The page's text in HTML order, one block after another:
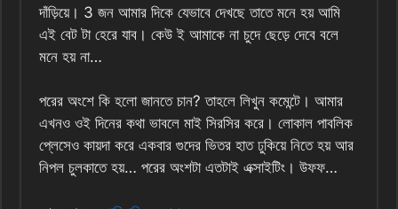
দাঁড়িয়ে। 3 জন আমার দিকে যেভাবে দেখছে তাতে মনে হয় আমি
এই বেট টা হেরে যাব। কেউ ই আমাকে না চুদে ছেড়ে দেবে বলে
মনে হয় না…
পরের অংশে কি হলো জানতে চান? তাহলে লিখুন কমেন্টে। আমার
এখনও ওই দিনের কথা ভাবলে মাই সিরসির করে। লোকাল পাবলিক
প্লেসেও কায়দা করে একবার গুদের ভিতর হাত ঢুকিয়ে নিতে হয় আর
নিপল চুলকাতে হয়… পরের অংশটা এতটাই এক্সাইটিং। উফফ…